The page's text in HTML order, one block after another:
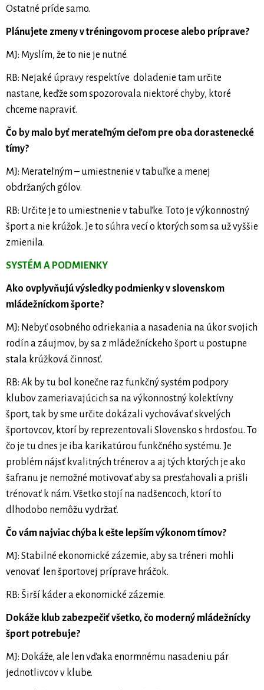
Ostatné príde samo.
Plánujete zmeny v tréningovom procese alebo príprave?
MJ: Myslím, že to nie je nutné.
RB: Nejaké úpravy respektíve doladenie tam určite
nastane, keďže som spozorovala niektoré chyby, ktoré
chceme napraviť.
Čo by malo byť merateľným cieľom pre oba dorastenecké
tímy?
MJ: Merateľným – umiestnenie v tabuľke a menej
obdržaných gólov.
RB: Určite je to umiestnenie v tabuľke. Toto je výkonnostný
šport a nie krúžok. Je to súhra vecí o ktorých som sa už vyššie
zmienila.
SYSTÉM A PODMIENKY
Ako ovplyvňujú výsledky podmienky v slovenskom
mládežníckom športe?
MJ: Nebyť osobného odriekania a nasadenia na úkor svojich
rodín a záujmov, by sa z mládežníckeho šport u postupne
stala krúžková činnosť.
RB: Ak by tu bol konečne raz funkčný systém podpory
klubov zameriavajúcich sa na výkonnostný kolektívny
šport, tak by sme určite dokázali vychovávať skvelých
športovcov, ktorí by reprezentovali Slovensko s hrdosťou. To
čo je tu dnes je iba karikatúrou funkčného systému. Je
problém nájsť kvalitných trénerov a aj tých ktorých je ako
šafranu je nemožné motivovať aby sa presťahovali a prišli
trénovať k nám. Všetko stojí na nadšencoch, ktorí to
dlhodobo nemôžu vydržať.
Čo vám najviac chýba k ešte lepším výkonom tímov?
MJ: Stabilné ekonomické zázemie, aby sa tréneri mohli
venovať len športovej príprave hráčok.
RB: Širší káder a ekonomické zázemie.
Dokáže klub zabezpečiť všetko, čo moderný mládežnícky
šport potrebuje?
MJ: Dokáže, ale len vďaka enormnému nasadeniu pár
jednotlivcov v klube.